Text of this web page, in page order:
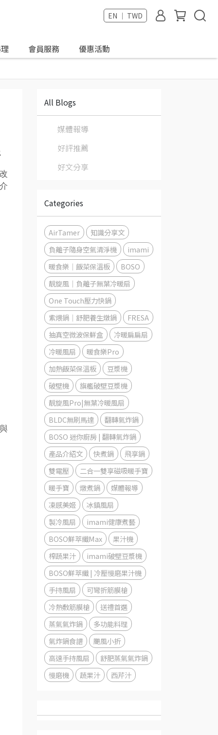
EN ｜ TWD
會員服務 優惠活動
All Blogs
媒體報導
好評推薦
好文分享
Categories
AirTamer
知識分享文
負離子隨身空氣清淨機
imami
暖食樂｜飯菜保溫板
BOSO
靚旋風｜負離子無葉冷暖扇
One Touch壓力快鍋
紫煨鍋｜舒肥養生燉鍋
FRESA
抽真空微波保鮮盒
冷暖扁扁扇
冷暖風扇
暖食樂Pro
加熱飯菜保溫板
豆漿機
破壁機
旗艦破壁豆漿機
靚旋風Pro|無葉冷暖風扇
BLDC無刷馬達
翻轉氣炸鍋
BOSO 迷你廚房 | 翻轉氣炸鍋
產品介紹文
快煮鍋
飛享鍋
雙電壓
二合一雙享磁吸暖手寶
暖手寶
燉煮鍋
媒體報導
凍感美姬
冰鎮風扇
製冷風扇
imami健康煮藝
BOSO鮮萃纖Max
果汁機
榨蔬果汁
imami破壁豆漿機
BOSO鮮萃纖 | 冷壓慢磨果汁機
手持風扇
可彎折筋膜槍
冷熱敷筋膜槍
送禮首選
蒸氣氣炸鍋
多功能料理
氣炸鍋食譜
颶風小折
高速手持風扇
舒肥蒸氣氣炸鍋
慢磨機
蔬果汁 西芹汁